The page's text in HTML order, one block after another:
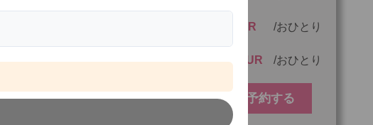
923.40 EUR おひとり
1 名様参加時 1518.00 1366.20 EUR おひとり
予約する